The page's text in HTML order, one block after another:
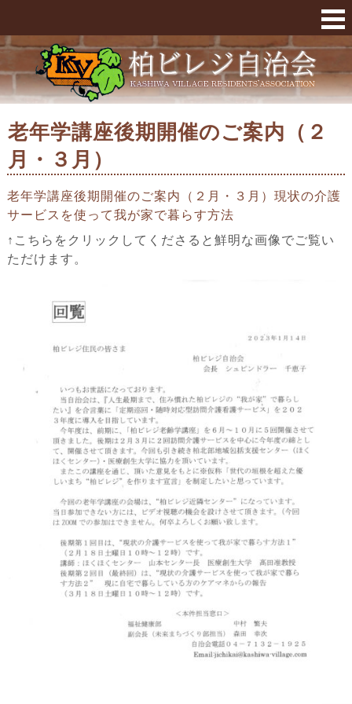
老年学講座後期開催のご案内（２月・３月） «
老年学講座後期開催のご案内（２
月・３月）
老年学講座後期開催のご案内（２月・３月）現状の介護
サービスを使って我が家で暮らす方法
↑こちらをクリックしてくださると鮮明な画像でご覧い
ただけます。